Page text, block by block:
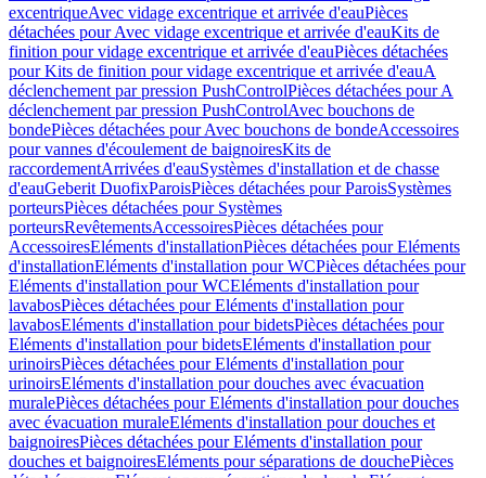
excentriqueAvec vidage excentrique et arrivée d'eauPièces
détachées pour Avec vidage excentrique et arrivée d'eauKits de
finition pour vidage excentrique et arrivée d'eauPièces détachées
pour Kits de finition pour vidage excentrique et arrivée d'eauA
déclenchement par pression PushControlPièces détachées pour A
déclenchement par pression PushControlAvec bouchons de
bondePièces détachées pour Avec bouchons de bondeAccessoires
pour vannes d'écoulement de baignoiresKits de
raccordementArrivées d'eauSystèmes d'installation et de chasse
d'eauGeberit DuofixParoisPièces détachées pour ParoisSystèmes
porteursPièces détachées pour Systèmes
porteursRevêtementsAccessoiresPièces détachées pour
AccessoiresEléments d'installationPièces détachées pour Eléments
d'installationEléments d'installation pour WCPièces détachées pour
Eléments d'installation pour WCEléments d'installation pour
lavabosPièces détachées pour Eléments d'installation pour
lavabosEléments d'installation pour bidetsPièces détachées pour
Eléments d'installation pour bidetsEléments d'installation pour
urinoirsPièces détachées pour Eléments d'installation pour
urinoirsEléments d'installation pour douches avec évacuation
muralePièces détachées pour Eléments d'installation pour douches
avec évacuation muraleEléments d'installation pour douches et
baignoiresPièces détachées pour Eléments d'installation pour
douches et baignoiresEléments pour séparations de douchePièces